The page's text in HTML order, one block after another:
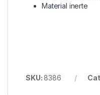
Material inerte
SKU:8386